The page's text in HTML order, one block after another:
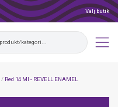
Välj butik
/ Red 14 Ml - REVELL ENAMEL